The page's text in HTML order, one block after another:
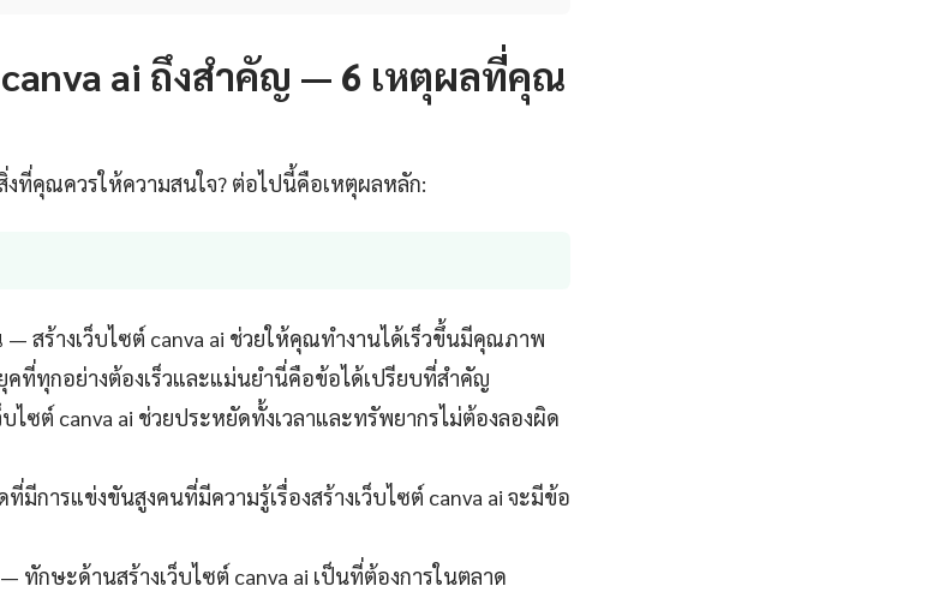
ai ถึงสำคัญ — 6 เหตุผลที่คุณ
งที่คุณควรให้ความสนใจ? ต่อไปนี้คือเหตุผลหลัก:
— สร้างเว็บไซต์ canva ai ช่วยให้คุณทำงานได้เร็วขึ้นมีคุณภาพ
ที่ทุกอย่างต้องเร็วและแม่นยำนี่คือข้อได้เปรียบที่สำคัญ
บไซต์ canva ai ช่วยประหยัดทั้งเวลาและทรัพยากรไม่ต้องลองผิด
มีการแข่งขันสูงคนที่มีความรู้เรื่องสร้างเว็บไซต์ canva ai จะมีข้อ
ทักษะด้านสร้างเว็บไซต์ canva ai เป็นที่ต้องการในตลาด